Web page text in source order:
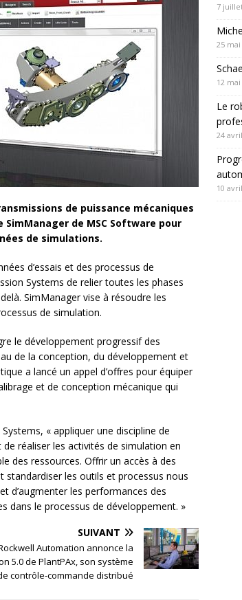
de puissance mécaniques
de MSC Software pour
de simulations.
d’essais et des processus de
Systems de relier toutes les phases
SimManager vise à résoudre les
de simulation.
le développement progressif des
de la conception, du développement et
a lancé un appel d’offres pour équiper
et de conception mécanique qui
« appliquer une discipline de
réaliser les activités de simulation en
des ressources. Offrir un accès à des
les outils et processus nous
d’augmenter les performances des
dans le processus de développement. »
SUIVANT
Automation annonce la
5.0 de PlantPAx, son système
contrôle-commande distribué
7
25 mai
12 mai
Le
24
10